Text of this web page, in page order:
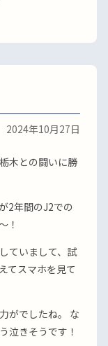
2024年10月27日
木との闘いに勝
2年間のJ2での
！
ていまして、試
てスマホを見て
がでしたね。 な
泣きそうです！